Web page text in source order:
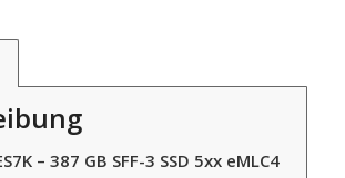
– 387 GB SFF-3 SSD 5xx eMLC4